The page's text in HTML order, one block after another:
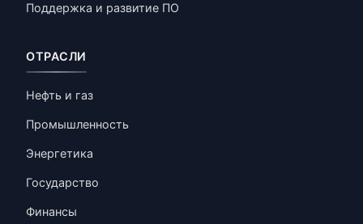
Поддержка и развитие ПО
ОТРАСЛИ
Нефть и газ
Промышленность
Энергетика
Государство
Финансы